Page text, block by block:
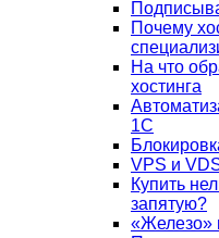
Почему
На что
хостинга
1С
VPS и
Купить
запятую?
«Железо»